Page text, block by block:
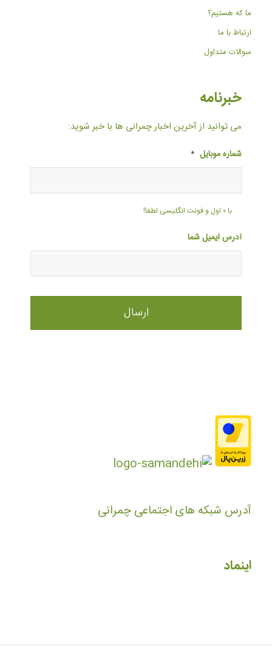
ما که هستیم؟
ارتباط با ما
سوالات متداول
خبرنامه
می توانید از آخرین اخبار چمرانی ها با خبر شوید:
شماره موبایل *
با ۰ اول و فونت انگلیسی لطفا!
آدرس ایمیل شما
آدرس شبکه های اجتماعی چمرانی
اینماد